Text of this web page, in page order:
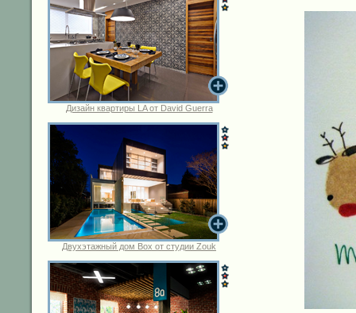
Дизайн квартиры LA от David Guerra
Двухэтажный дом Box от студии Zouk